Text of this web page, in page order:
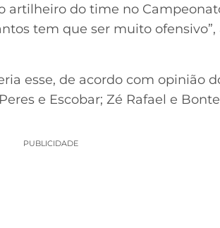
artilheiro do time no
tem que ser muito ofensivo”,
esse, de acordo com opinião
e Escobar; Zé Rafael e
PUBLICIDADE